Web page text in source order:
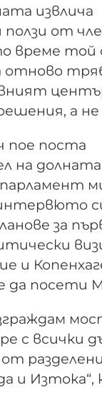
извлича
ползи от
време той
отново
а не
пое поста
на долната
парламент
за
и
да посети
с всички
от
и Изтока“,